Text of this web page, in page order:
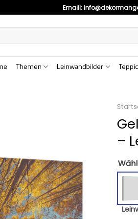
Emaill:
Themen Leinwandbilder
–